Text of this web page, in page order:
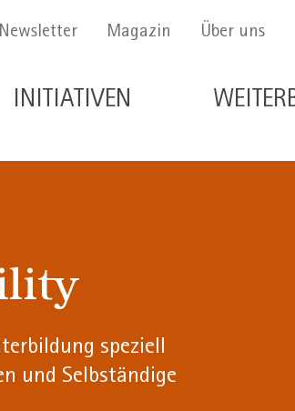
Secondario
Magazin Über uns
Navigazione principale
INITIATIVEN
speziell
und Selbständige